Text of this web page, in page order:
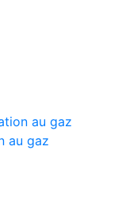
au gaz
au gaz